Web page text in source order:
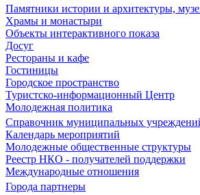
Памятники истории и архитектуры,
Храмы и монастыри
Объекты интерактивного показа
Досуг
Рестораны и кафе
Гостиницы
Городское пространство
Туристско-информационный Центр
Молодежная политика
Справочник муниципальных
Календарь мероприятий
Молодежные общественные структуры
Реестр НКО - получателей поддержки
Международные отношения
Города партнеры